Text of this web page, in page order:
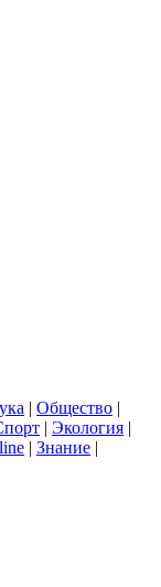
| Общество |
| Экология |
| Знание |